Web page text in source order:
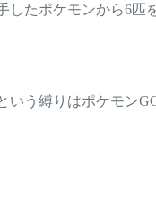
たポケモンから6
う縛りはポケモン